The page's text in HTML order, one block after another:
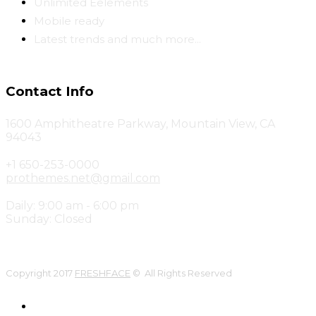
Unlimited Eelements
Mobile ready
Latest trends and much more...
Contact Info
1600 Amphitheatre Parkway, Mountain View, CA
94043
+1 650-253-0000
prothemes.net@gmail.com
Daily: 9:00 am - 6:00 pm
Sunday: Closed
Copyright 2017 FRESHFACE © All Rights Reserved